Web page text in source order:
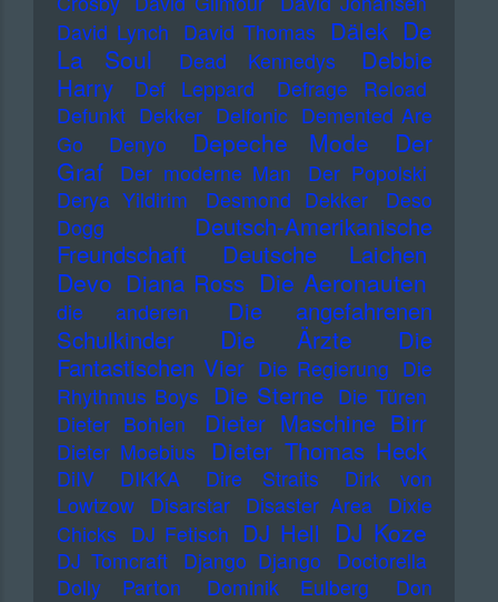
David Lynch David Thomas Dälek De
La Soul
Dead Kennedys
Debbie
Harry
Def Leppard
Defrage Reload
Defunkt Dekker Delfonic Demented Are
Go
Denyo Depeche Mode
Der
Graf
Der moderne Man
Der Popolski
Derya Yildirim
Desmond Dekker
Deso
Dogg
Deutsch-Amerikanische
Freundschaft
Deutsche Laichen
Devo Diana Ross Die Aeronauten
die anderen
Die angefahrenen
Schulkinder
Die Ärzte
Die
Fantastischen Vier Die Regierung Die
Rhythmus Boys Die Sterne Die Türen
Dieter Bohlen
Dieter Maschine Birr
Dieter Moebius Dieter Thomas Heck
DiIV DIKKA Dire Straits
Dirk von
Lowtzow
Disarstar Disaster Area
Dixie
Chicks DJ Fetisch DJ Hell DJ Koze
DJ Tomcraft Django Django
Doctorella
Dolly Parton
Dominik Eulberg
Don